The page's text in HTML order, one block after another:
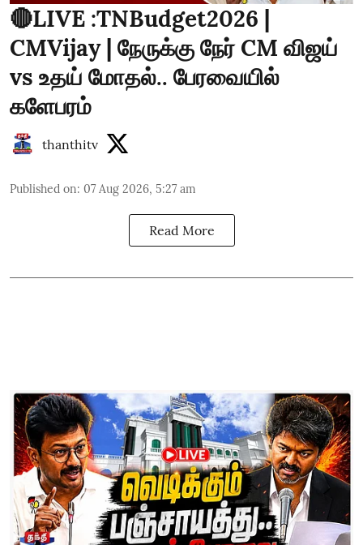
🔴LIVE :TNBudget2026 |
CMVijay | நேருக்கு நேர் CM விஜய்
vs உதய் மோதல்.. பேரவையில்
களேபரம்
thanthitv
Published on: 07 Aug 2026, 5:27 am
Read More